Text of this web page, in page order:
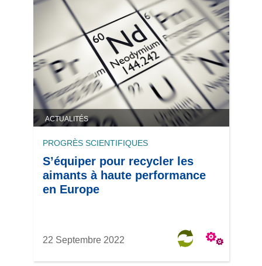
ACTUALITÉS
PROGRÈS SCIENTIFIQUES
S’équiper pour recycler les
aimants à haute performance
en Europe
22 Septembre 2022